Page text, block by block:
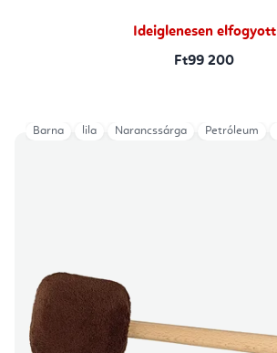
Ideiglenesen elfogyott
Ft99 200
Barna lila Narancssárga Petróleum